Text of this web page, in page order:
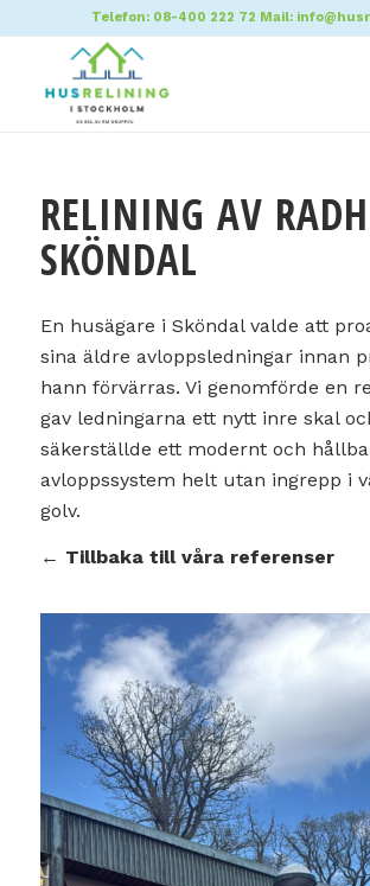
Telefon: 08-400 222 72 Mail:
RELINING AV
SKÖNDAL
En husägare i Sköndal valde att
sina äldre avloppsledningar innan
hann förvärras. Vi genomförde en
gav ledningarna ett nytt inre skal
säkerställde ett modernt och
avloppssystem helt utan ingrepp i
golv.
← Tillbaka till våra referenser